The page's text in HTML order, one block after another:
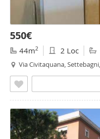
550€
44m2 2 Loc
Via Civitaquana,